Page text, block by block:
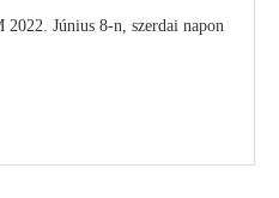
Június 8-n, szerdai napon